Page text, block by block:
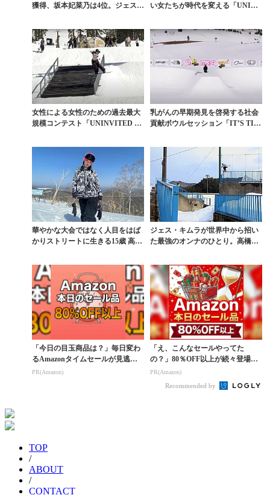
獲得、坂本妃菜乃は4位。ジェス・
い女たちが時代を変える「UNINV
女性による女性のための過去最大
規模コンテスト「UNINVITED IN
乳がんの早期発見を啓発する社会
貢献ボウルセッション「IT’S TIT
華やかな大会ではなく人目をはば
かりストリートに生きる15歳 高森
ジェス・キムラが世界中から招い
た最強のオンナのひとり。高橋博
「今日の目玉商品は？」毎日変わ
るAmazonタイムセールが見逃せ
ない
PR(Amazon)
「え、こんなセールやってた
の？」80％OFF以上が続々登場！
Amazonの本気が...
PR(Amazon)
Recommended by
TOP
/
ABOUT
/
CONTACT